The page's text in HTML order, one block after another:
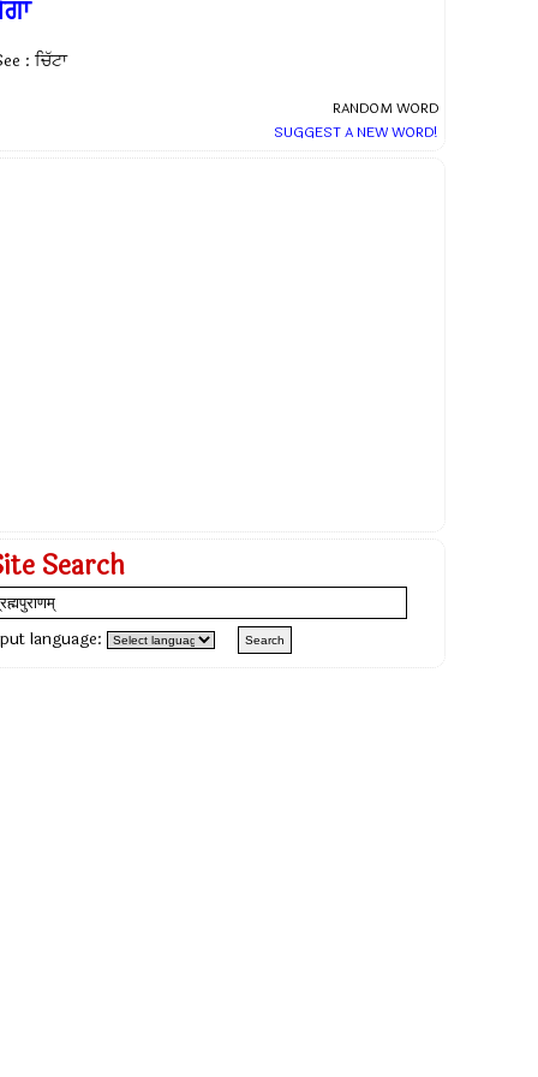
: ਚਿੱਟਾ
RANDOM WORD
SUGGEST A NEW WORD!
Search
language: